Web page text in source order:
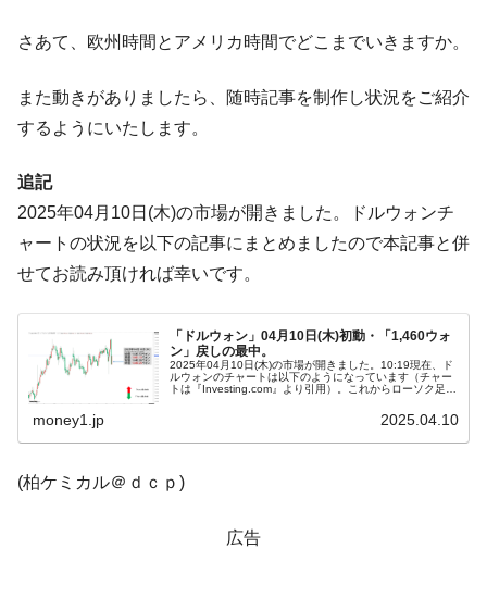
『Money1』
韓国「橋が落ちました」⇒ 耐久性「なさす
『Money1』
韓国鉄鋼最大手『POSCO』ズブズブ沈む。
営業利益80.2％も減少
『Money1』
にぶん殴る法案」提出！⇒ クーパン問題は合衆国企業に対
する差別。許してはおかぬ
『Money1』
韓国ボンクラ政策室長･金容範、株価暴落に
他人事のような発言。
『Money1』
韓国半導体『SKハイニックス』2026年2Qの
業績「史上最高益」当期純利益は前年同期比13.4倍に。
『Money1』
韓国･加徳島新国際空港「またも暗礁」の危
機 ⇒ 10.7兆では損が出るからできない。
『Money1』
発動！
半分未満しか雇用を生まない
さあて、欧州時間とアメリカ時間でどこまでいきますか。
また動きがありましたら、随時記事を制作し状況をご紹介
するようにいたします。
追記
2025年04月10日(木)の市場が開きました。ドルウォンチ
ャートの状況を以下の記事にまとめましたので本記事と併
せてお読み頂ければ幸いです。
「ドルウォン」04月10日(木)初動・「1,460ウォ
ン」戻しの最中。
2025年04月10日(木)の市場が開きました。10:19現在、ド
ルウォンのチャートは以下のようになっています（チャー
トは『Investing.com』より引用）。これからローソク足の
money1.jp 2025.04.10
(柏ケミカル＠ｄｃｐ)
広告